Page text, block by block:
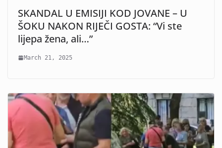
SKANDAL U EMISIJI KOD JOVANE – U
ŠOKU NAKON RIJEČI GOSTA: “Vi ste
lijepa žena, ali…”
March 21, 2025